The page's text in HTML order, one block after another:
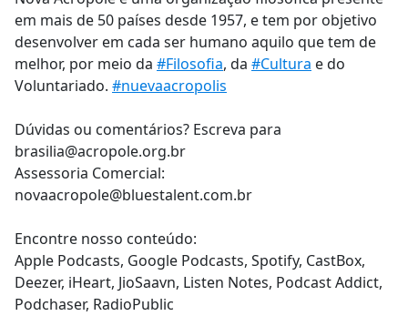
em mais de 50 países desde 1957, e tem por objetivo
desenvolver em cada ser humano aquilo que tem de
melhor, por meio da #Filosofia, da #Cultura e do
Voluntariado. #nuevaacropolis
Dúvidas ou comentários? Escreva para
brasilia@acropole.org.br
Assessoria Comercial:
novaacropole@bluestalent.com.br
Encontre nosso conteúdo:
Apple Podcasts, Google Podcasts, Spotify, CastBox,
Deezer, iHeart, JioSaavn, Listen Notes, Podcast Addict,
Podchaser, RadioPublic